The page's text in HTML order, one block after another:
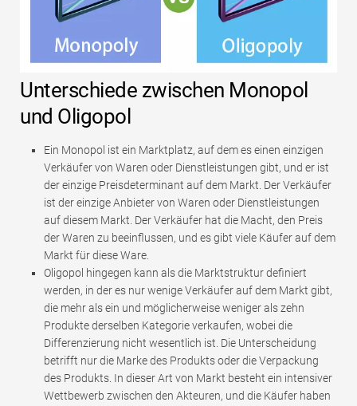
Unterschiede zwischen Monopol
und Oligopol
Ein Monopol ist ein Marktplatz, auf dem es einen einzigen
Verkäufer von Waren oder Dienstleistungen gibt, und er ist
der einzige Preisdeterminant auf dem Markt. Der Verkäufer
ist der einzige Anbieter von Waren oder Dienstleistungen
auf diesem Markt. Der Verkäufer hat die Macht, den Preis
der Waren zu beeinflussen, und es gibt viele Käufer auf dem
Markt für diese Ware.
Oligopol hingegen kann als die Marktstruktur definiert
werden, in der es nur wenige Verkäufer auf dem Markt gibt,
die mehr als ein und möglicherweise weniger als zehn
Produkte derselben Kategorie verkaufen, wobei die
Differenzierung nicht wesentlich ist. Die Unterscheidung
betrifft nur die Marke des Produkts oder die Verpackung
des Produkts. In dieser Art von Markt besteht ein intensiver
Wettbewerb zwischen den Akteuren, und die Käufer haben